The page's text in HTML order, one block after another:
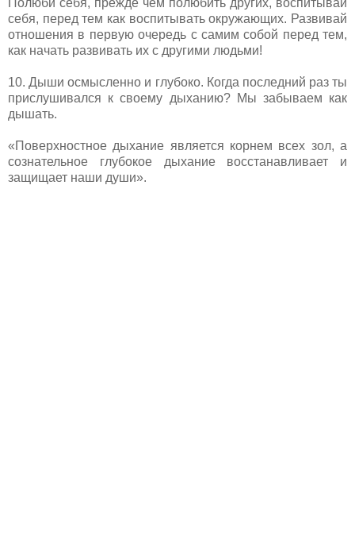
себя, перед тем как воспитывать окружающих. Развивай
отношения в первую очередь с самим собой перед тем,
как начать развивать их с другими людьми!
10. Дыши осмысленно и глубоко. Когда последний раз ты
прислушивался к своему дыханию? Мы забываем как
дышать.
«Поверхностное дыхание является корнем всех зол, а
сознательное глубокое дыхание восстанавливает и
защищает наши души».